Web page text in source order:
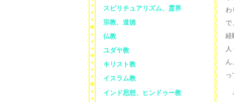
わ
で
経
っ
スピリチュアリズム、霊界
宗教、道徳
仏教
ユダヤ教
キリスト教
イスラム教
インド思想、ヒンドゥー教